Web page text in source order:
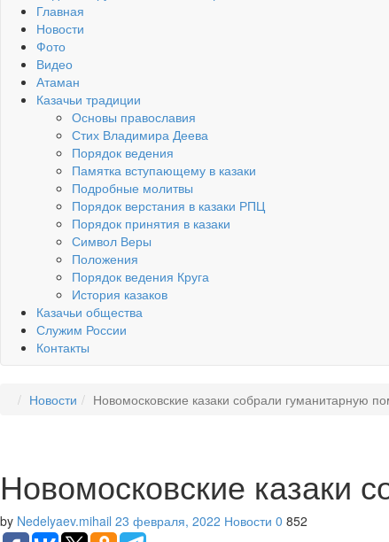
Главная
Новости
Фото
Видео
Атаман
Казачьи традиции
Основы православия
Стих Владимира Деева
Порядок ведения
Памятка вступающему в казаки
Подробные молитвы
Порядок верстания в казаки РПЦ
Порядок принятия в казаки
Символ Веры
Положения
Порядок ведения Круга
История казаков
Казачьи общества
Служим России
Контакты
Новости Новомосковские казаки собрали гуманитарную
Новомосковские казаки
by Nedelyaev.mihail 23 февраля, 2022 Новости 0 852